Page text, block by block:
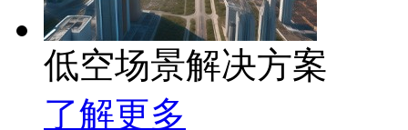
低空场景解决方案
了解更多